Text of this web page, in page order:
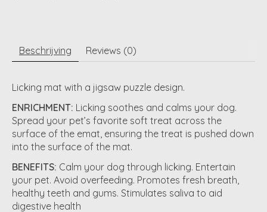
Beschrijving Reviews (0)
Licking mat with a jigsaw puzzle design.
ENRICHMENT: Licking soothes and calms your dog.
Spread your pet’s favorite soft treat across the
surface of the emat, ensuring the treat is pushed down
into the surface of the mat.
BENEFITS: Calm your dog through licking. Entertain
your pet. Avoid overfeeding. Promotes fresh breath,
healthy teeth and gums. Stimulates saliva to aid
digestive health